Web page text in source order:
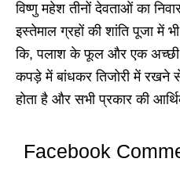
विष्णु महेश तीनों देवताओं का
इस्तेमाल ग्रहों की शांति पूजा में
कि, पलाश के फूल और एक
कपड़े में बांधकर तिजोरी में रखने
होता है और सभी प्रकार की
Facebook